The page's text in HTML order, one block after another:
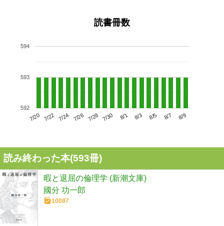
読書冊数
7/20 7/22 7/24 7/26 7/28 7/30 8/1 8/3 8/5 8/7 8/9
592
593
594
読み終わった本(593冊)
暇と退屈の倫理学 (新潮文庫)
國分 功一郎
10087